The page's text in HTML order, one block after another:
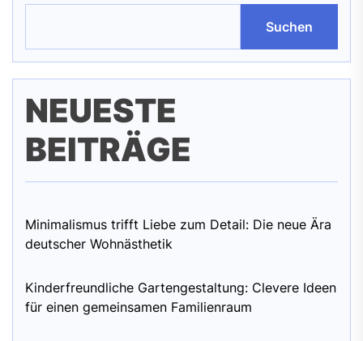
Suchen
NEUESTE
BEITRÄGE
Minimalismus trifft Liebe zum Detail: Die neue Ära
deutscher Wohnästhetik
Kinderfreundliche Gartengestaltung: Clevere Ideen
für einen gemeinsamen Familienraum